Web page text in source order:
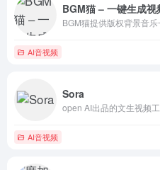
BGM猫 – 一键生成
AI音视频
Sora
open AI出品的文生视频工
AI音视频